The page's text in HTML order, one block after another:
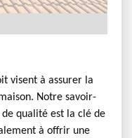
visent à assurer la
Notre savoir-
qualité est la clé de
à offrir une